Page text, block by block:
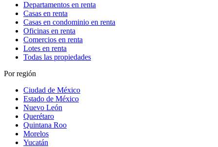
Departamentos en renta
Casas en renta
Casas en condominio en renta
Oficinas en renta
Comercios en renta
Lotes en renta
Todas las propiedades
Por región
Ciudad de México
Estado de México
Nuevo León
Querétaro
Quintana Roo
Morelos
Yucatán